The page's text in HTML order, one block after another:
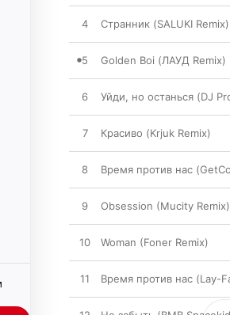
4 Странник (SALUKI Remix)
5 Golden Boi (ЛАУД Remix)
6 Уйди, но останься (DJ
7 Красиво (Krjuk Remix)
8 Время против нас
9 Obsession (Mucity Remix)
10 Woman (Foner Remix)
11 Время против нас (Lay-